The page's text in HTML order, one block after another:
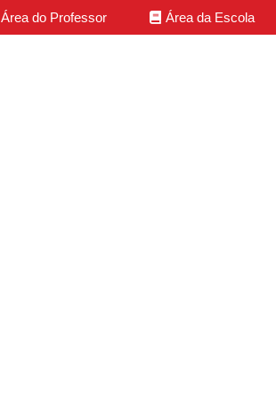
Área do Professor Área da Escola